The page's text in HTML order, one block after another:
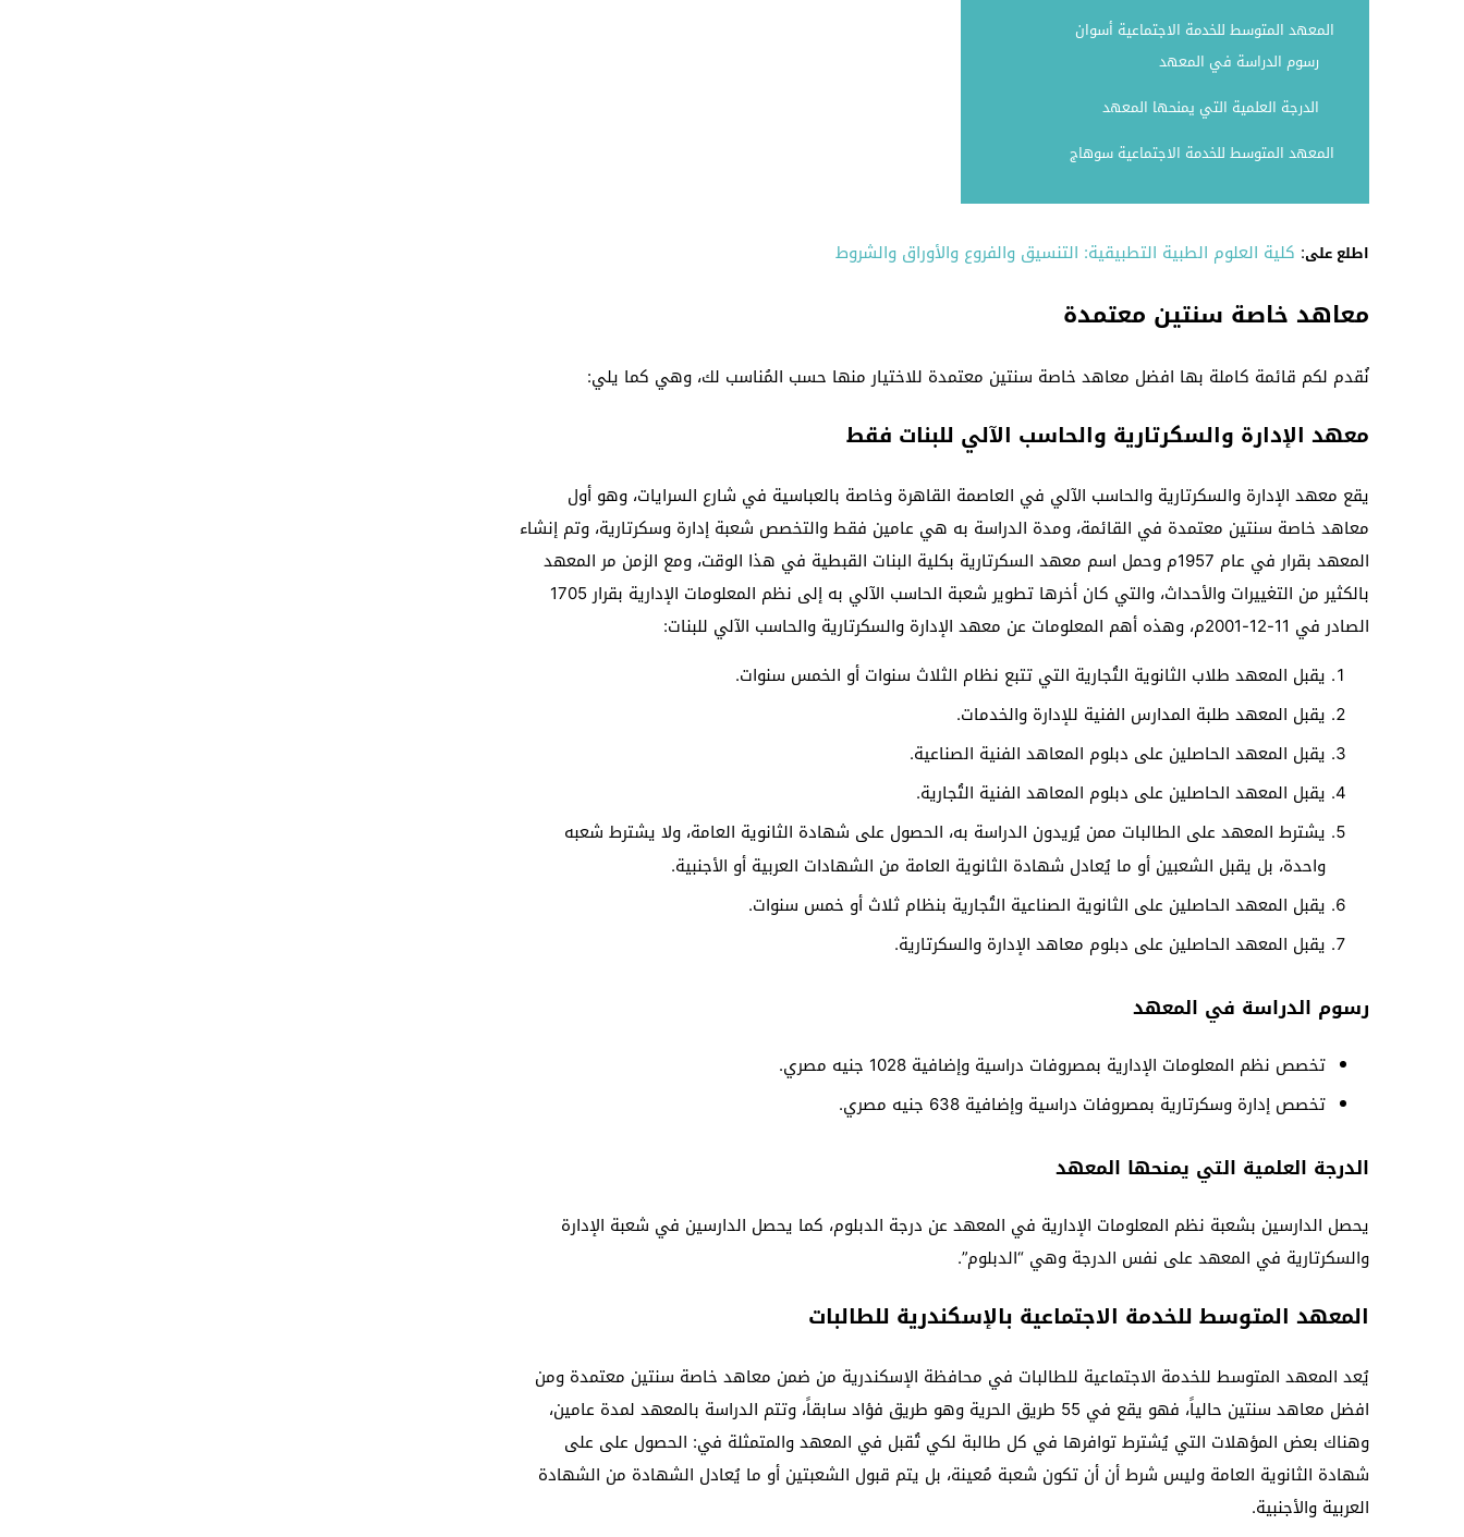
المعهد المتوسط للخدمة الاجتماعية أسوان
رسوم الدراسة في المعهد
الدرجة العلمية التي يمنحها المعهد
المعهد المتوسط للخدمة الاجتماعية سوهاج
اطلع على: كلية العلوم الطبية التطبيقية: التنسيق والفروع والأوراق والشروط
معاهد خاصة سنتين معتمدة
نُقدم لكم قائمة كاملة بها افضل معاهد خاصة سنتين معتمدة للاختيار منها حسب المُناسب لك، وهي كما يلي:
معهد الإدارة والسكرتارية والحاسب الآلي للبنات فقط
يقع معهد الإدارة والسكرتارية والحاسب الآلي في العاصمة القاهرة وخاصة بالعباسية في شارع السرايات، وهو أول
معاهد خاصة سنتين معتمدة في القائمة، ومدة الدراسة به هي عامين فقط والتخصص شعبة إدارة وسكرتارية، وتم إنشاء
المعهد بقرار في عام 1957م وحمل اسم معهد السكرتارية بكلية البنات القبطية في هذا الوقت، ومع الزمن مر المعهد
بالكثير من التغييرات والأحداث، والتي كان أخرها تطوير شعبة الحاسب الآلي به إلى نظم المعلومات الإدارية بقرار 1705
الصادر في 11-12-2001م، وهذه أهم المعلومات عن معهد الإدارة والسكرتارية والحاسب الآلي للبنات:
يقبل المعهد طلاب الثانوية التُجارية التي تتبع نظام الثلاث سنوات أو الخمس سنوات.
يقبل المعهد طلبة المدارس الفنية للإدارة والخدمات.
يقبل المعهد الحاصلين على دبلوم المعاهد الفنية الصناعية.
يقبل المعهد الحاصلين على دبلوم المعاهد الفنية التُجارية.
يشترط المعهد على الطالبات ممن يُريدون الدراسة به، الحصول على شهادة الثانوية العامة، ولا يشترط شعبه
واحدة، بل يقبل الشعبين أو ما يُعادل شهادة الثانوية العامة من الشهادات العربية أو الأجنبية.
يقبل المعهد الحاصلين على الثانوية الصناعية التُجارية بنظام ثلاث أو خمس سنوات.
يقبل المعهد الحاصلين على دبلوم معاهد الإدارة والسكرتارية.
رسوم الدراسة في المعهد
تخصص نظم المعلومات الإدارية بمصروفات دراسية وإضافية 1028 جنيه مصري.
تخصص إدارة وسكرتارية بمصروفات دراسية وإضافية 638 جنيه مصري.
الدرجة العلمية التي يمنحها المعهد
يحصل الدارسين بشعبة نظم المعلومات الإدارية في المعهد عن درجة الدبلوم، كما يحصل الدارسين في شعبة الإدارة
والسكرتارية في المعهد على نفس الدرجة وهي “الدبلوم”.
المعهد المتوسط للخدمة الاجتماعية بالإسكندرية للطالبات
يُعد المعهد المتوسط للخدمة الاجتماعية للطالبات في محافظة الإسكندرية من ضمن معاهد خاصة سنتين معتمدة ومن
افضل معاهد سنتين حالياً، فهو يقع في 55 طريق الحرية وهو طريق فؤاد سابقاً، وتتم الدراسة بالمعهد لمدة عامين،
وهناك بعض المؤهلات التي يُشترط توافرها في كل طالبة لكي تُقبل في المعهد والمتمثلة في: الحصول على على
شهادة الثانوية العامة وليس شرط أن أن تكون شعبة مُعينة، بل يتم قبول الشعبتين أو ما يُعادل الشهادة من الشهادة
العربية والأجنبية.